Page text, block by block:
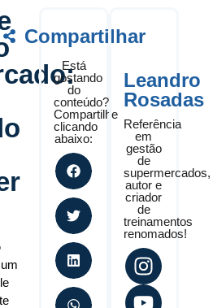
Compartilhar
Está
gostando
do
conteúdo?
Compartilhe
clicando
abaixo:
Leandro
Rosadas
Referência
em
gestão
de
supermercados,
autor e
criador
de
treinamentos
renomados!